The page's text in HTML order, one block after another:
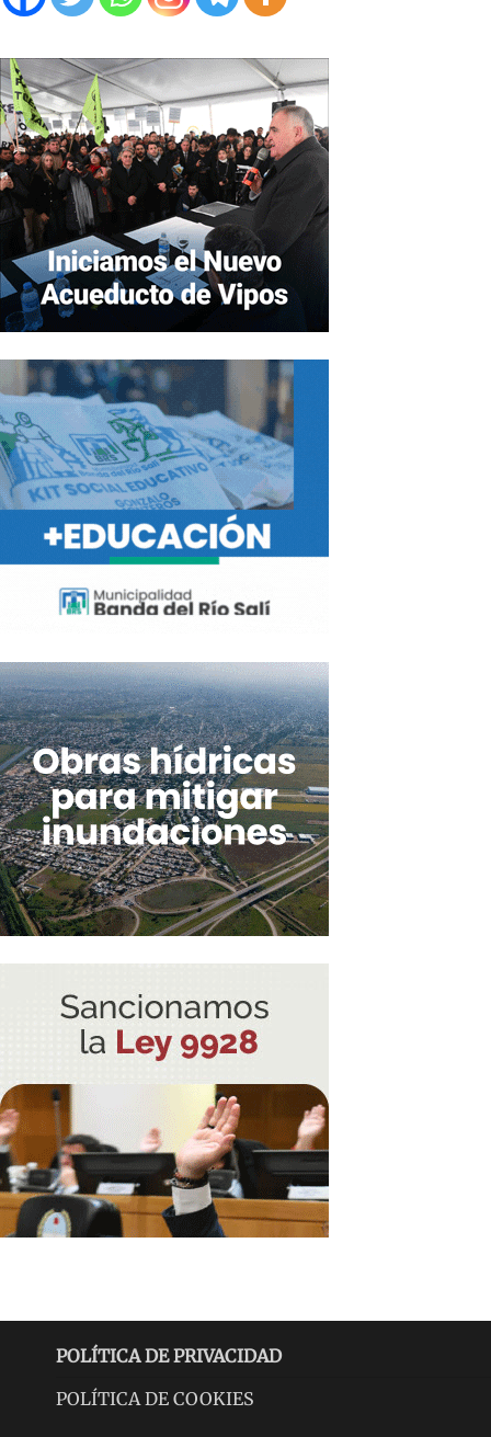
POLÍTICA DE PRIVACIDAD
POLÍTICA DE COOKIES